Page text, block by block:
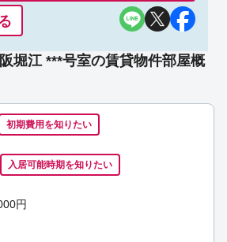
堀江 ***号室の賃貸物件部屋概
初期費用を知りたい
入居可能時期を知りたい
円